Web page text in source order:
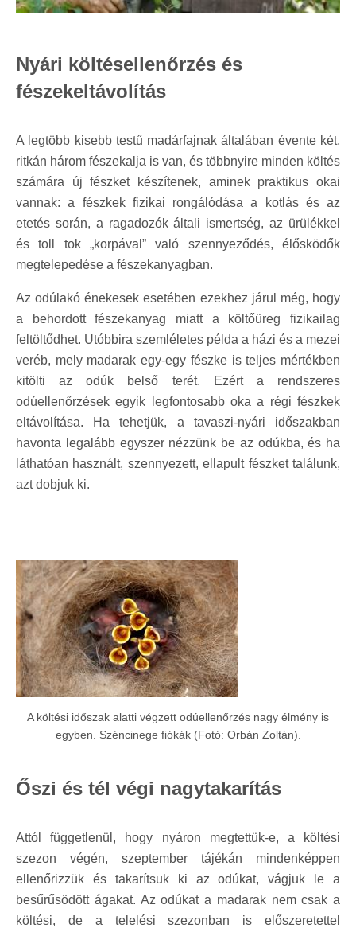
Nyári költésellenőrzés és
fészekeltávolítás
A legtöbb kisebb testű madárfajnak általában évente két,
ritkán három fészekalja is van, és többnyire minden költés
számára új fészket készítenek, aminek praktikus okai
vannak: a fészkek fizikai rongálódása a kotlás és az
etetés során, a ragadozók általi ismertség, az ürülékkel
és toll tok „korpával” való szennyeződés, élősködők
megtelepedése a fészekanyagban.
Az odúlakó énekesek esetében ezekhez járul még, hogy
a behordott fészekanyag miatt a költőüreg fizikailag
feltöltődhet. Utóbbira szemléletes példa a házi és a mezei
veréb, mely madarak egy-egy fészke is teljes mértékben
kitölti az odúk belső terét. Ezért a rendszeres
odúellenőrzések egyik legfontosabb oka a régi fészkek
eltávolítása. Ha tehetjük, a tavaszi-nyári időszakban
havonta legalább egyszer nézzünk be az odúkba, és ha
láthatóan használt, szennyezett, ellapult fészket találunk,
azt dobjuk ki.
A költési időszak alatti végzett odúellenőrzés nagy élmény is
egyben. Széncinege fiókák (Fotó: Orbán Zoltán).
Őszi és tél végi nagytakarítás
Attól függetlenül, hogy nyáron megtettük-e, a költési
szezon végén, szeptember tájékán mindenképpen
ellenőrizzük és takarítsuk ki az odúkat, vágjuk le a
besűrűsödött ágakat. Az odúkat a madarak nem csak a
költési, de a telelési szezonban is előszeretettel